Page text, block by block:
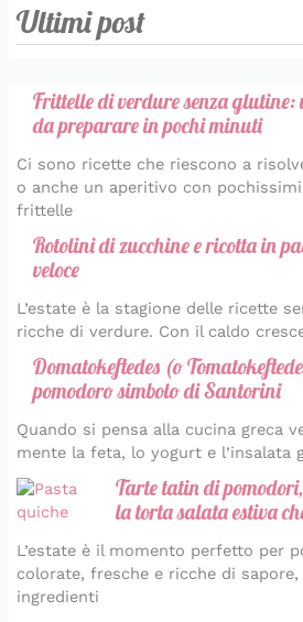
Ultimi post
Frittelle di verdure senza glutine:
da preparare in pochi minuti
Ci sono ricette che riescono a
o anche un aperitivo con
frittelle
Rotolini di zucchine e ricotta in
veloce
L’estate è la stagione delle ricette
ricche di verdure. Con il caldo
Domatokeftedes (o
pomodoro simbolo di Santorini
Quando si pensa alla cucina greca
mente la feta, lo yogurt e l’insalata
Tarte tatin di
la torta salata estiva
L’estate è il momento perfetto per
colorate, fresche e ricche di
ingredienti